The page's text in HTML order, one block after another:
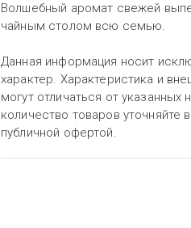
Волшебный аромат свежей
чайным столом всю семью.
Данная информация носит
характер. Характеристика и
могут отличаться от указанных
количество товаров уточняйте
публичной офертой.